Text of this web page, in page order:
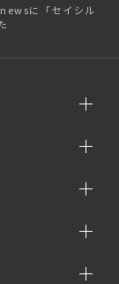
に「セイシル